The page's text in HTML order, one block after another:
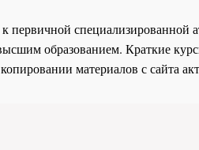
первичной
образованием. Краткие
материалов с сайта